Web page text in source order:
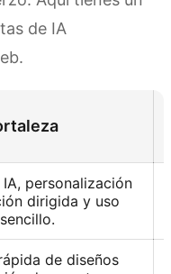
de IA
personalización
dirigida y uso
de diseños